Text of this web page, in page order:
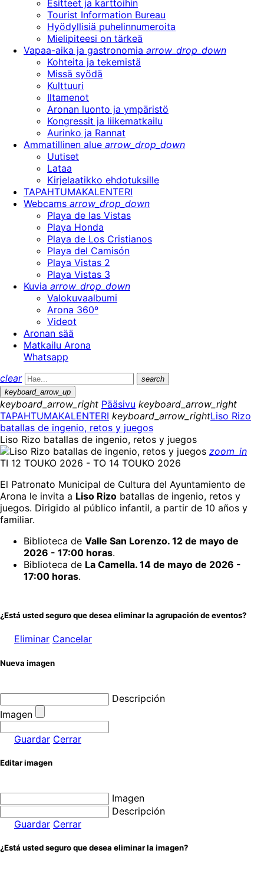
Esitteet ja karttoihin
Tourist Information Bureau
Hyödyllisiä puhelinnumeroita
Mielipiteesi on tärkeä
Vapaa-aika ja gastronomia arrow_drop_down
Kohteita ja tekemistä
Missä syödä
Kulttuuri
Iltamenot
Aronan luonto ja ympäristö
Kongressit ja liikematkailu
Aurinko ja Rannat
Ammatillinen alue arrow_drop_down
Uutiset
Lataa
Kirjelaatikko ehdotuksille
TAPAHTUMAKALENTERI
Webcams arrow_drop_down
Playa de las Vistas
Playa Honda
Playa de Los Cristianos
Playa del Camisón
Playa Vistas 2
Playa Vistas 3
Kuvia arrow_drop_down
Valokuvaalbumi
Arona 360º
Videot
Aronan sää
Matkailu Arona
Whatsapp
clear
search
keyboard_arrow_up
keyboard_arrow_right Pääsivu keyboard_arrow_right
TAPAHTUMAKALENTERI keyboard_arrow_rightLiso Rizo
batallas de ingenio, retos y juegos
Liso Rizo batallas de ingenio, retos y juegos
zoom_in
TI 12 TOUKO 2026 - TO 14 TOUKO 2026
El Patronato Municipal de Cultura del Ayuntamiento de
Arona le invita a Liso Rizo batallas de ingenio, retos y
juegos. Dirigido al público infantil, a partir de 10 años y
familiar.
Biblioteca de Valle San Lorenzo. 12 de mayo de
2026 - 17:00 horas.
Biblioteca de La Camella. 14 de mayo de 2026 -
17:00 horas.
¿Está usted seguro que desea eliminar la agrupación de eventos?
Eliminar Cancelar
Nueva imagen
Descripción
Imagen
Guardar Cerrar
Editar imagen
Imagen
Descripción
Guardar Cerrar
¿Está usted seguro que desea eliminar la imagen?